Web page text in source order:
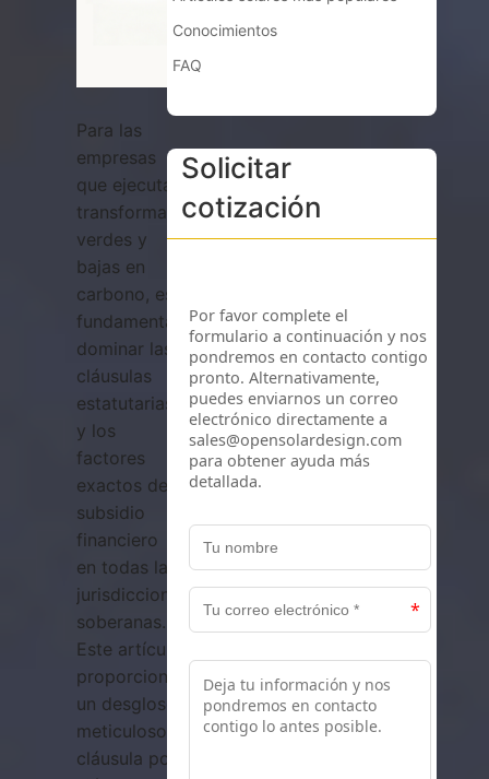
Para las
empresas
que ejecutan
transformaciones
verdes y
bajas en
carbono, es
fundamental
dominar las
cláusulas
estatutarias
y los
factores
exactos de
subsidio
financiero
en todas las
jurisdicciones
soberanas.
Este artículo
proporciona
un desglose
meticuloso,
cláusula por
Conocimientos
FAQ
Solicitar
cotización